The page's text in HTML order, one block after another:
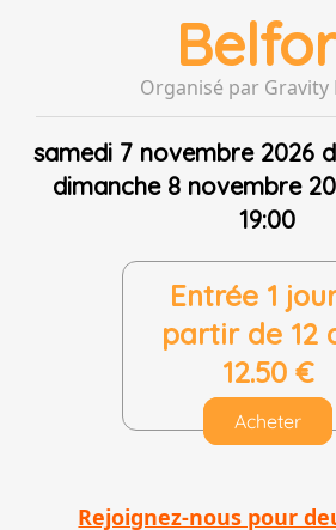
Organisé par Gravity
samedi 7 novembre 2026
dimanche 8 novembre
19:00
Entrée 1
partir de 12
12.50 €
Acheter
Rejoignez-nous pour